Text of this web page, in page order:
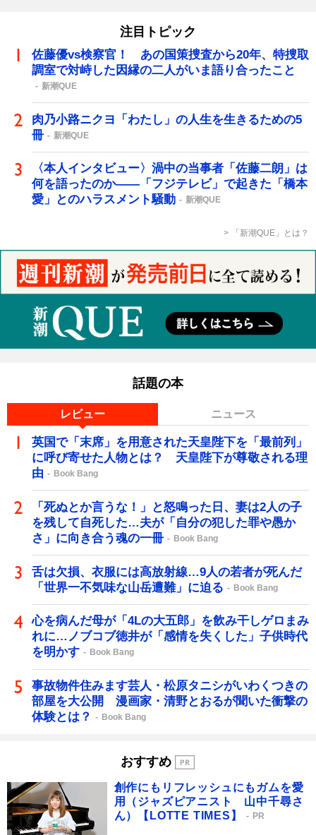
注目トピック
佐藤優vs検察官！ あの国策捜査から20年、特捜取
調室で対峙した因縁の二人がいま語り合ったこと
新潮QUE
肉乃小路ニクヨ「わたし」の人生を生きるための5
冊
新潮QUE
〈本人インタビュー〉渦中の当事者「佐藤二朗」は
何を語ったのか――「フジテレビ」で起きた「橋本
愛」とのハラスメント騒動
新潮QUE
「新潮QUE」とは？
話題の本
レビュー ニュース
英国で「末席」を用意された天皇陛下を「最前列」
に呼び寄せた人物とは？ 天皇陛下が尊敬される理
由
Book Bang
「死ぬとか言うな！」と怒鳴った日、妻は2人の子
を残して自死した…夫が「自分の犯した罪や愚か
さ」に向き合う魂の一冊
Book Bang
舌は欠損、衣服には高放射線…9人の若者が死んだ
「世界一不気味な山岳遭難」に迫る
Book Bang
心を病んだ母が「4Lの大五郎」を飲み干しゲロまみ
れに…ノブコブ徳井が「感情を失くした」子供時代
を明かす
Book Bang
事故物件住みます芸人・松原タニシがいわくつきの
部屋を大公開 漫画家・清野とおるが聞いた衝撃の
体験とは？
Book Bang
おすすめ
創作にもリフレッシュにもガムを愛
用（ジャズピアニスト 山中千尋さ
ん）【LOTTE TIMES】
PR